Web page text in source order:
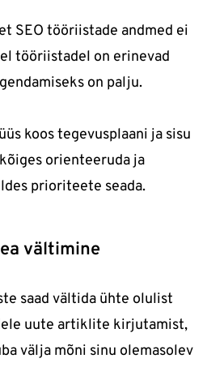
SEO tööriistade andmed ei
tööriistadel on erinevad
on palju.
koos tegevusplaani ja sisu
orienteeruda ja
prioriteete seada.
vältimine
saad vältida ühte olulist
uute artiklite kirjutamist,
välja mõni sinu olemasolev